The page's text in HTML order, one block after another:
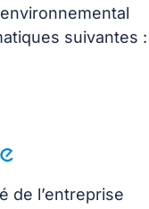
suivantes :
de l’entreprise